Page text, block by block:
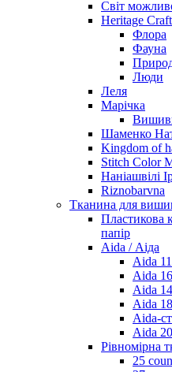
Світ
Heritage
Флора
Фауна
Люди
Леля
Марічка
Шаменко
Kingdom of
Stitch Color
Наніашвілі
Riznobarvna
Тканина для
Пластикова
папір
Aida / Аіда
Aida 11
Aida 16
Aida 14
Aida 18
Aida-
Aida 20
Рівномірна
25